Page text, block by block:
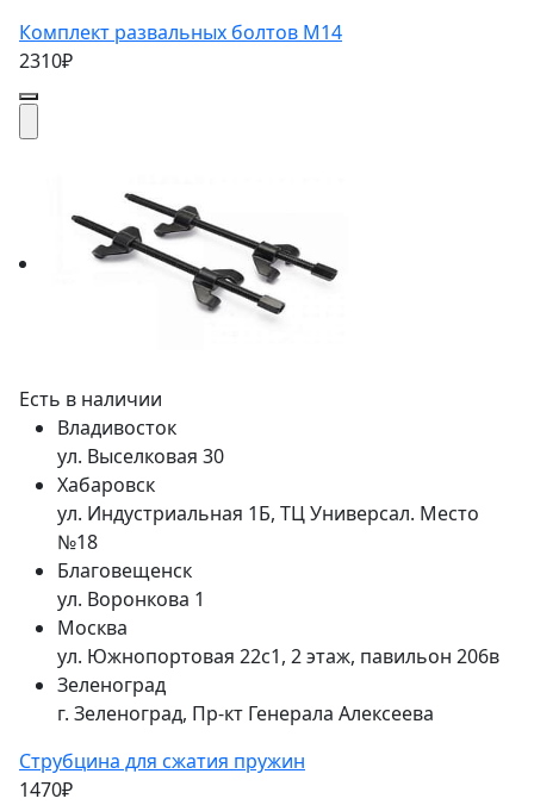
Комплект развальных болтов M14
2310₽
Есть в наличии
Владивосток
ул. Выселковая 30
Хабаровск
ул. Индустриальная 1Б, ТЦ Универсал. Место
№18
Благовещенск
ул. Воронкова 1
Москва
ул. Южнопортовая 22с1, 2 этаж, павильон 206в
Зеленоград
г. Зеленоград, Пр-кт Генерала Алексеева
Струбцина для сжатия пружин
1470₽